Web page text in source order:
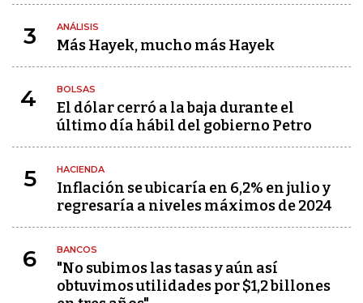
3 ANÁLISIS
Más Hayek, mucho más Hayek
4 BOLSAS
El dólar cerró a la baja durante el
último día hábil del gobierno Petro
5 HACIENDA
Inflación se ubicaría en 6,2% en julio y
regresaría a niveles máximos de 2024
6 BANCOS
"No subimos las tasas y aún así
obtuvimos utilidades por $1,2 billones